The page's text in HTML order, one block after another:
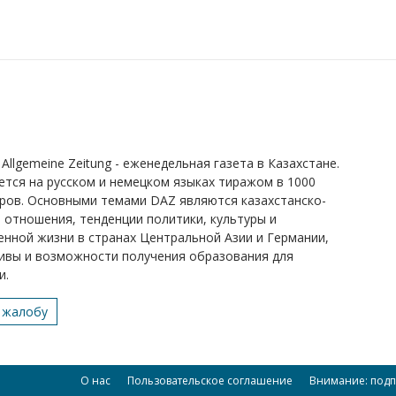
Zeitung - еженедельная газета в Казахстане.
на русском и немецком языках тиражом в 1000
Основными темами DAZ являются казахстанско-
отношения, тенденции политики, культуры и
жизни в странах Центральной Азии и Германии,
и возможности получения образования для
О нас Пользовательское соглашение Внимание: